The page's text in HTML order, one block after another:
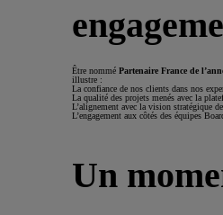
Être nommé Partenaire France de
illustre :
La confiance de nos clients dans nos
La qualité des projets menés avec la
L’alignement avec la vision stratégique
L’engagement aux côtés des équipes
Un